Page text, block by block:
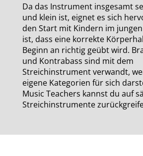
Da das Instrument insgesamt
und klein ist, eignet es sich
den Start mit Kindern im
ist, dass eine korrekte
Beginn an richtig geübt wird.
und Kontrabass sind mit dem
Streichinstrument verwandt,
eigene Kategorien für sich
Music Teachers kannst du auf
Streichinstrumente